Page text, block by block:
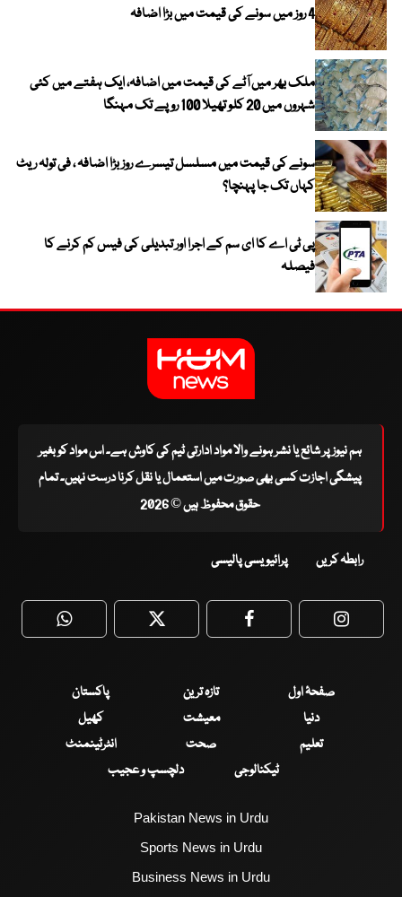
4 روز میں سونے کی قیمت میں بڑا اضافہ
ملک بھر میں آٹے کی قیمت میں اضافہ، ایک ہفتے میں کئی
شہروں میں 20 کلو تھیلا 100 روپے تک مہنگا
سونے کی قیمت میں مسلسل تیسرے روز بڑا اضافہ ، فی تولہ ریٹ
کہاں تک جا پہنچا؟
پی ٹی اے کا ای سم کے اجرا اور تبدیلی کی فیس کم کرنے کا
فیصلہ
ہم نیوز پر شائع یا نشر ہونے والا مواد ادارتی ٹیم کی کاوش ہے۔ اس مواد کو بغیر
پیشگی اجازت کسی بھی صورت میں استعمال یا نقل کرنا درست نہیں۔ تمام
حقوق محفوظ ہیں © 2026
رابطہ کریں پرائیویسی پالیسی
WhatsApp Twitter Facebook
صفحۂ اول تازہ ترین
پاکستان
دنیا
معیشت
کھیل
تعلیم
صحت
انٹرٹینمنٹ
ٹیکنالوجی
دلچسپ و عجیب
Pakistan News in Urdu
Sports News in Urdu
Business News in Urdu